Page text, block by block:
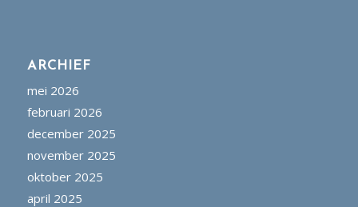
ARCHIEF
mei 2026
februari 2026
december 2025
november 2025
oktober 2025
april 2025